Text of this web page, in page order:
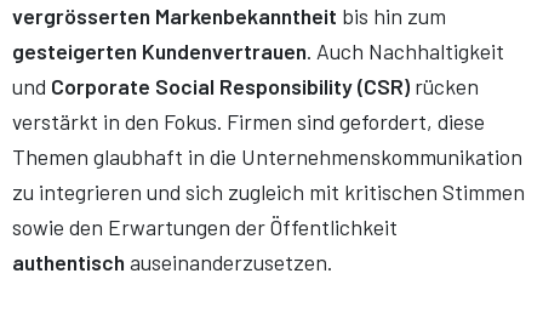
vergrösserten Markenbekanntheit bis hin zum
gesteigerten Kundenvertrauen. Auch Nachhaltigkeit
und Corporate Social Responsibility (CSR) rücken
verstärkt in den Fokus. Firmen sind gefordert, diese
Themen glaubhaft in die Unternehmenskommunikation
zu integrieren und sich zugleich mit kritischen Stimmen
sowie den Erwartungen der Öffentlichkeit
authentisch auseinanderzusetzen.